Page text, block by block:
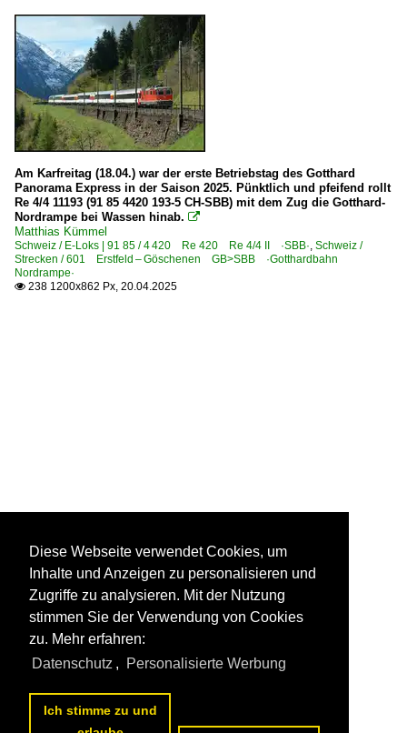
Am Karfreitag (18.04.) war der erste Betriebstag des Gotthard
Panorama Express in der Saison 2025. Pünktlich und pfeifend rollt
Re 4/4 11193 (91 85 4420 193-5 CH-SBB) mit dem Zug die Gotthard-
Nordrampe bei Wassen hinab. 
Matthias Kümmel
Schweiz / E-Loks | 91 85 / 4 420 Re 420 Re 4/4 II ·SBB·, Schweiz /
Strecken / 601 Erstfeld – Göschenen GB>SBB ·Gotthardbahn
Nordrampe·
 238 1200x862 Px, 20.04.2025
Diese Webseite verwendet Cookies, um
Inhalte und Anzeigen zu personalisieren und
Zugriffe zu analysieren. Mit der Nutzung
stimmen Sie der Verwendung von Cookies
zu. Mehr erfahren:
Datenschutz , Personalisierte Werbung
Ich stimme zu und